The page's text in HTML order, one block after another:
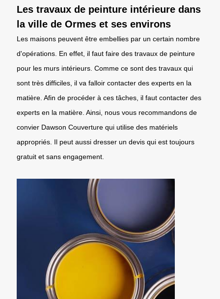
Les travaux de peinture intérieure dans
la ville de Ormes et ses environs
Les maisons peuvent être embellies par un certain nombre
d'opérations. En effet, il faut faire des travaux de peinture
pour les murs intérieurs. Comme ce sont des travaux qui
sont très difficiles, il va falloir contacter des experts en la
matière. Afin de procéder à ces tâches, il faut contacter des
experts en la matière. Ainsi, nous vous recommandons de
convier Dawson Couverture qui utilise des matériels
appropriés. Il peut aussi dresser un devis qui est toujours
gratuit et sans engagement.